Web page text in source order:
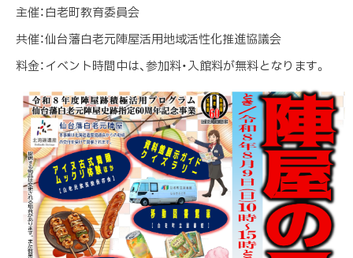
主催：白老町教育委員会
共催：仙台藩白老元陣屋活用地域活性化推進協議会
料金：イベント時間中は、参加料・入館料が無料となります。